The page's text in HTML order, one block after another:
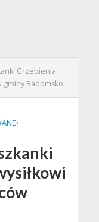
Grzebienia
gminy Radomsko
•